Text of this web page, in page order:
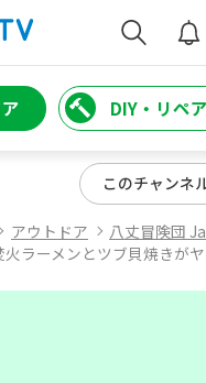
検索
DIY・リペア
このチャンネ
アウトドア
八丈冒険団
ラーメンとツブ貝焼きが